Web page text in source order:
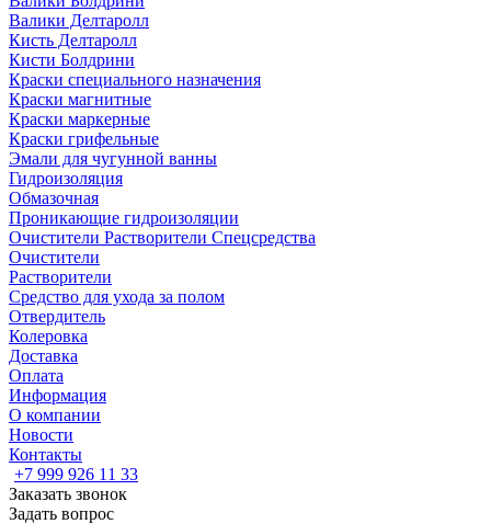
Валики Делтаролл
Кисть Делтаролл
Кисти Болдрини
Краски специального назначения
Краски магнитные
Краски маркерные
Краски грифельные
Эмали для чугунной ванны
Гидроизоляция
Обмазочная
Проникающие гидроизоляции
Очистители Растворители Спецсредства
Очистители
Растворители
Средство для ухода за полом
Отвердитель
Колеровка
Доставка
Оплата
Информация
О компании
Новости
Контакты
+7 999 926 11 33
Заказать звонок
Задать вопрос